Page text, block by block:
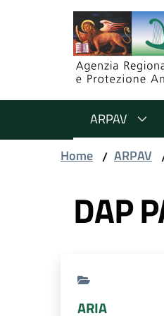
Salta al contenuto
Salta alla navigazione
Salta al footer
ARPAV
Home / ARPAV
DAP
ARIA